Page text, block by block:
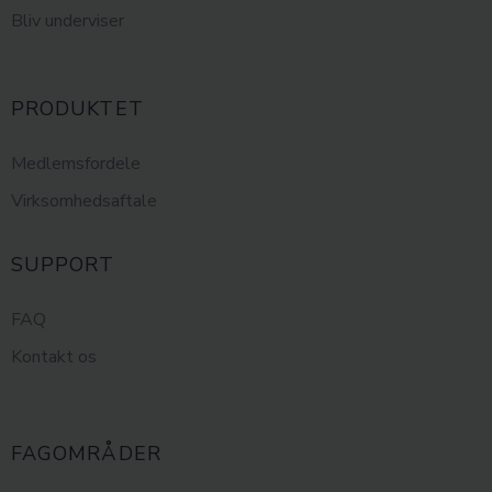
Bliv underviser
PRODUKTET
Medlemsfordele
Virksomhedsaftale
SUPPORT
FAQ
Kontakt os
FAGOMRÅDER